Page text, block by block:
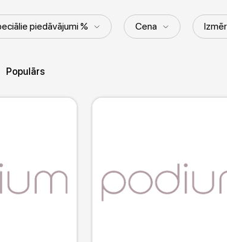
piedāvājumi % Cena
Populārs